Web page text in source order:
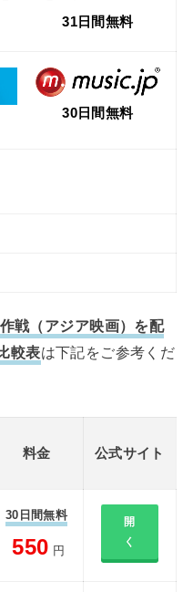
31日間無料
30日間無料
戦（アジア映画）を配
較表は下記をご参考くだ
料金 公式サイト
30日間無料
550 円
開
く